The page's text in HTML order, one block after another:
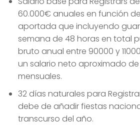
60.000€ anuales en función
aportada que incluyendo
semana de 48 horas en total
bruto anual entre 90000 y
un salario neto aproximado
mensuales.
32 días naturales para
debe de añadir fiestas
transcurso del año.